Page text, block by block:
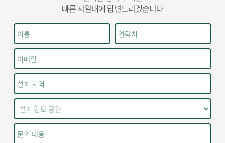
빠른 시일내에 답변드리겠습니다